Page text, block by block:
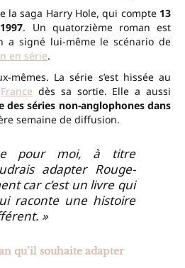
la saga Harry Hole, qui compte 13
. Un quatorzième roman est
a signé lui-même le scénario de
en série.
mêmes. La série s’est hissée au
France dès sa sortie. Elle a aussi
des séries non-anglophones dans
semaine de diffusion.
pour moi, à titre
adapter Rouge-
car c’est un livre qui
raconte une histoire
»
qu’il souhaite adapter